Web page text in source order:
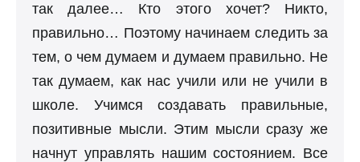
так далее… Кто этого хочет? Никто,
правильно… Поэтому начинаем следить за
тем, о чем думаем и думаем правильно. Не
так думаем, как нас учили или не учили в
школе. Учимся создавать правильные,
позитивные мысли. Этим мысли сразу же
начнут управлять нашим состоянием. Все